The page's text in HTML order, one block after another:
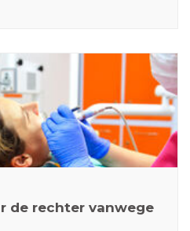
de rechter vanwege